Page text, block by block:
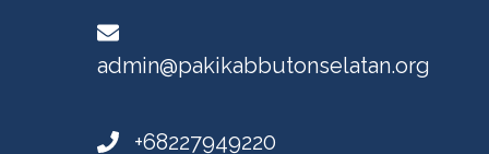
admin@pakikabbutonselatan.org
+68227949220